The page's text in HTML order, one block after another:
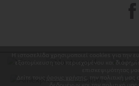
Η ιστοσελίδα χρησιμοποιεί cookies για την
εξατομίκευση του περιεχομένου και
όρους χρήσης , την πολιτική μας